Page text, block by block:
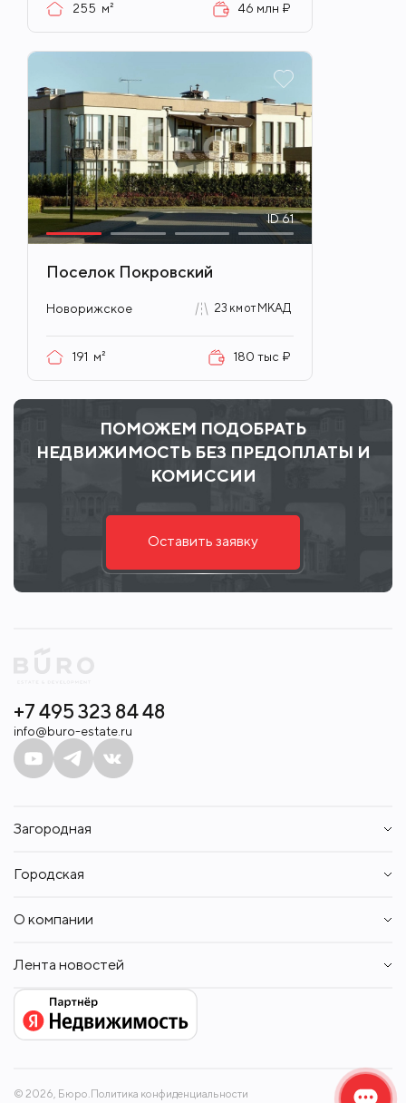
255 м² 46 млн ₽
ID61
Поселок Покровский
Новорижское 23 км от МКАД
191 м² 180 тыс ₽
ПОМОЖЕМ ПОДОБРАТЬ
НЕДВИЖИМОСТЬ БЕЗ ПРЕДОПЛАТЫ И
КОМИССИИ
Оставить заявку
+7 495 323 84 48
info@buro-estate.ru
Загородная
Участки
Аренда
Городская
Апартаменты
О компании
Вакансии
Лента новостей
Новости
© 2026, Бюро. Политика конфиденциальности